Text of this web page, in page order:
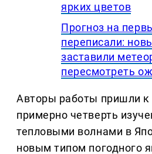
ярких цветов
Прогноз на
переписали:
заставили
пересмотреть
Авторы работы пришли к
примерно четверть
тепловыми волнами в
новым типом погодного